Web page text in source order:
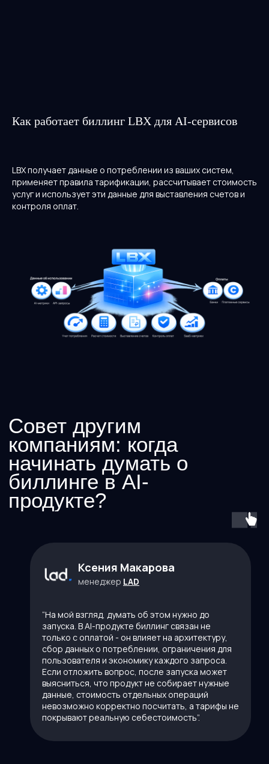
Как работает биллинг LBX для AI-сервисов
LBX получает данные о потреблении из ваших систем,
применяет правила тарификации, рассчитывает стоимость
услуг и использует эти данные для выставления счетов и
контроля оплат.
Ксения Макарова
менеджер LAD
“На мой взгляд, думать об этом нужно до
запуска. В AI-продукте биллинг связан не
только с оплатой - он влияет на архитектуру,
сбор данных о потреблении, ограничения для
пользователя и экономику каждого запроса.
Если отложить вопрос, после запуска может
выясниться, что продукт не собирает нужные
данные, стоимость отдельных операций
невозможно корректно посчитать, а тарифы не
покрывают реальную себестоимость”.
5 минут
Как монетизировать AI-
сервис: подписка, оплата
модель подходит лучше подписки.
Все статьи
Покажем, как настроить
тарификацию, рассчитывать
стоимость использования и
автоматически выставлять
счета клиентам